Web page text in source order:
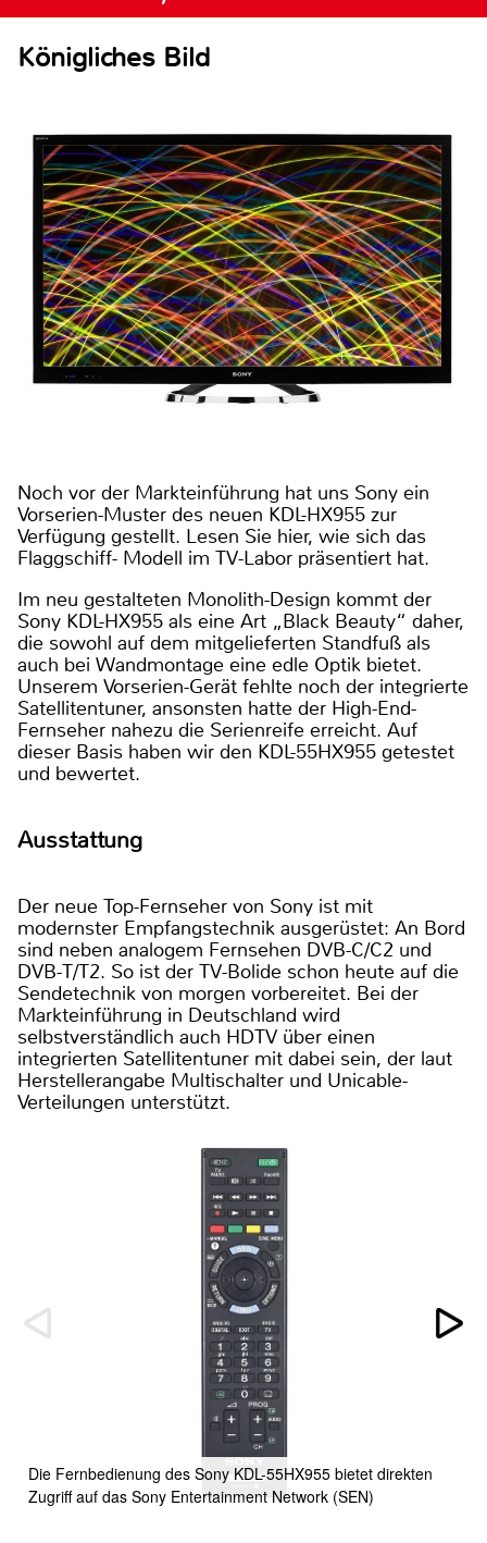
Königliches Bild
Noch vor der Markteinführung hat uns Sony ein
Vorserien-Muster des neuen KDL-HX955 zur
Verfügung gestellt. Lesen Sie hier, wie sich das
Flaggschiff- Modell im TV-Labor präsentiert hat.
Im neu gestalteten Monolith-Design kommt der
Sony KDL-HX955 als eine Art „Black Beauty“ daher,
die sowohl auf dem mitgelieferten Standfuß als
auch bei Wandmontage eine edle Optik bietet.
Unserem Vorserien-Gerät fehlte noch der integrierte
Satellitentuner, ansonsten hatte der High-End-
Fernseher nahezu die Serienreife erreicht. Auf
dieser Basis haben wir den KDL-55HX955 getestet
und bewertet.
Ausstattung
Der neue Top-Fernseher von Sony ist mit
modernster Empfangstechnik ausgerüstet: An Bord
sind neben analogem Fernsehen DVB-C/C2 und
DVB-T/T2. So ist der TV-Bolide schon heute auf die
Sendetechnik von morgen vorbereitet. Bei der
Markteinführung in Deutschland wird
selbstverständlich auch HDTV über einen
integrierten Satellitentuner mit dabei sein, der laut
Herstellerangabe Multischalter und Unicable-
Verteilungen unterstützt.
Die Fernbedienung des Sony KDL-55HX955 bietet direkten
Zugriff auf das Sony Entertainment Network (SEN)